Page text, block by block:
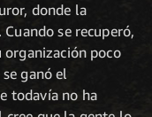
donde la
se recuperó,
organización poco
ganó el
todavía no ha